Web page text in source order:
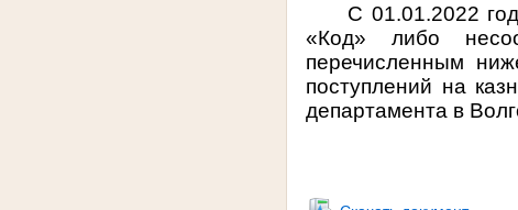
С 01.01.2022
«Код» либо
перечисленным
поступлений на
департамента в